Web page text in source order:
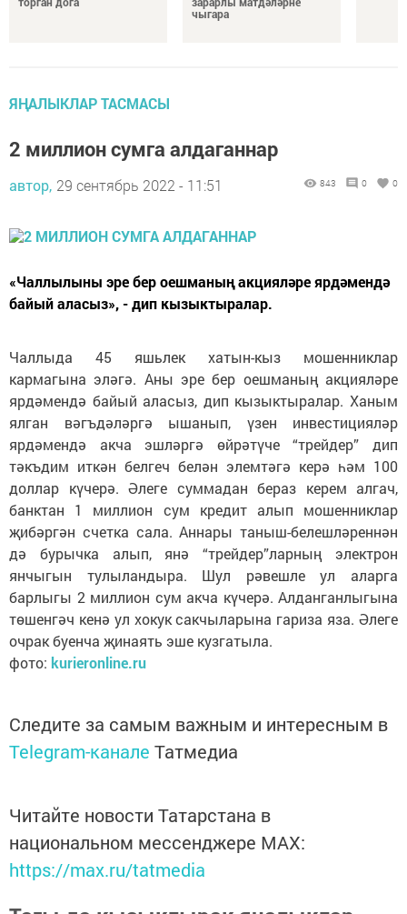
чыгара
ЯҢАЛЫКЛАР ТАСМАСЫ
2 миллион сумга алдаганнар
автор, 29 сентябрь 2022 - 11:51 843 0 0
«Чаллылыны эре бер оешманың акцияләре ярдәмендә
байый аласыз», - дип кызыктыралар.
Чаллыда 45 яшьлек хатын-кыз мошенниклар
кармагына эләгә. Аны эре бер оешманың акцияләре
ярдәмендә байый аласыз, дип кызыктыралар. Ханым
ялган вәгъдәләргә ышанып, үзен инвестицияләр
ярдәмендә акча эшләргә өйрәтүче “трейдер” дип
тәкъдим иткән белгеч белән элемтәгә керә һәм 100
доллар күчерә. Әлеге суммадан бераз керем алгач,
банктан 1 миллион сум кредит алып мошенниклар
җибәргән счетка сала. Аннары таныш-белешләреннән
дә бурычка алып, янә “трейдер”ларның электрон
янчыгын тулыландыра. Шул рәвешле ул аларга
барлыгы 2 миллион сум акча күчерә. Алданганлыгына
төшенгәч кенә ул хокук сакчыларына гариза яза. Әлеге
очрак буенча җинаять эше кузгатыла.
фото: kurieronline.ru
Следите за самым важным и интересным в
Telegram-канале Татмедиа
Читайте новости Татарстана в
национальном мессенджере MАХ:
https://max.ru/tatmedia